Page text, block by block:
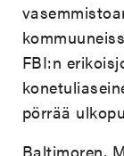
FBI:n
pörrää
Baltimoren,